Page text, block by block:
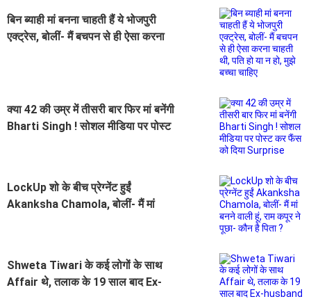
बिन ब्याही मां बनना चाहती हैं ये भोजपुरी
एक्ट्रेस, बोलीं- मैं बचपन से ही ऐसा करना
क्या 42 की उम्र में तीसरी बार फिर मां बनेंगी
Bharti Singh ! सोशल मीडिया पर पोस्ट
LockUp शो के बीच प्रेग्नेंट हुईं
Akanksha Chamola, बोलीं- मैं मां
Shweta Tiwari के कई लोगों के साथ
Affair थे, तलाक के 19 साल बाद Ex-